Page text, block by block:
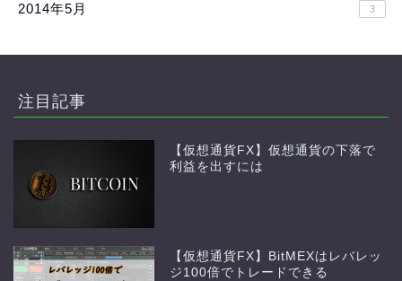
2014年5月 3
注目記事
【仮想通貨FX】仮想通貨の下落で
利益を出すには
【仮想通貨FX】BitMEXはレバレッ
ジ100倍でトレードできる